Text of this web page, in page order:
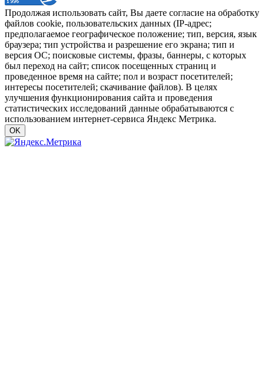
Продолжая использовать сайт, Вы даете согласие на обработку
файлов cookie, пользовательских данных (IP-адрес;
предполагаемое географическое положение; тип, версия, язык
браузера; тип устройства и разрешение его экрана; тип и
версия ОС; поисковые системы, фразы, баннеры, с которых
был переход на сайт; список посещенных страниц и
проведенное время на сайте; пол и возраст посетителей;
интересы посетителей; скачивание файлов). В целях
улучшения функционирования сайта и проведения
статистических исследований данные обрабатываются с
использованием интернет-сервиса Яндекс Метрика.
OK